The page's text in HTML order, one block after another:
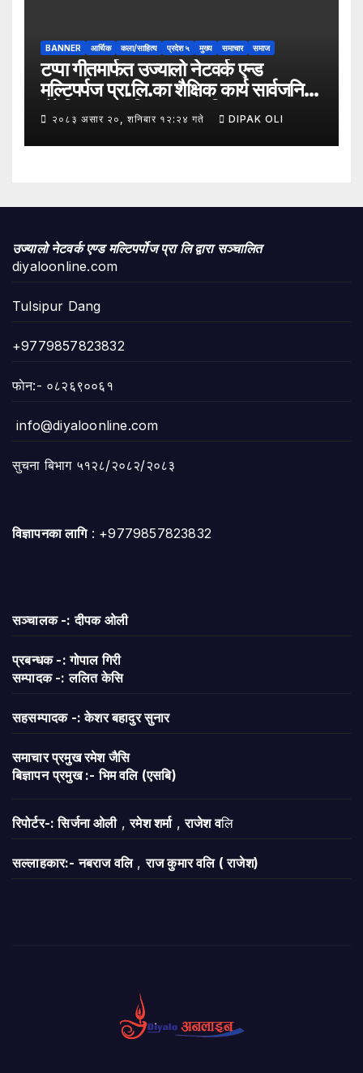
BANNER आर्थिक कला/साहित्य प्रदेश ५ मुख्य समाचार समाज
टप्पा गीतमार्फत उज्यालो नेटवर्क एन्ड
मल्टिपर्पज प्रा.लि.का शैक्षिक कार्य सार्वजनिक
हुँदै शिक्षा, सामाजिक उत्तरदायित्व र
सकारात्मक सन्देशलाई
२०८३ असार २०, शनिबार १२:२४ गते DIPAK OLI
उज्यालो नेटवर्क एण्ड मल्टिपर्पोज प्रा लि द्वारा सञ्चालित
diyaloonline.com
Tulsipur Dang
+9779857823832
फाेन:- ०८२६९००६१
info@diyaloonline.com
सुचना बिभाग ५१२८/२०८२/२०८३
विज्ञापनका लागि: +9779857823832
सञ्चालक -: दीपक ओली
प्रबन्धक -: गोपाल गिरी
सम्पादक -: ललित केसि
सहसम्पादक -: केशर बहादुर सुनार
समाचार प्रमुख रमेश जैसि
बिज्ञापन प्रमुख :- भिम वलि (एसबि)
रिपोर्टर-: सिर्जना ओली,रमेश शर्मा,राजेश वलि
सल्लाहकार:- नबराज वलि,राज कुमार वलि ( राजेश)